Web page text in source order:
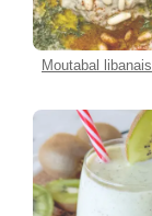
Moutabal libanais